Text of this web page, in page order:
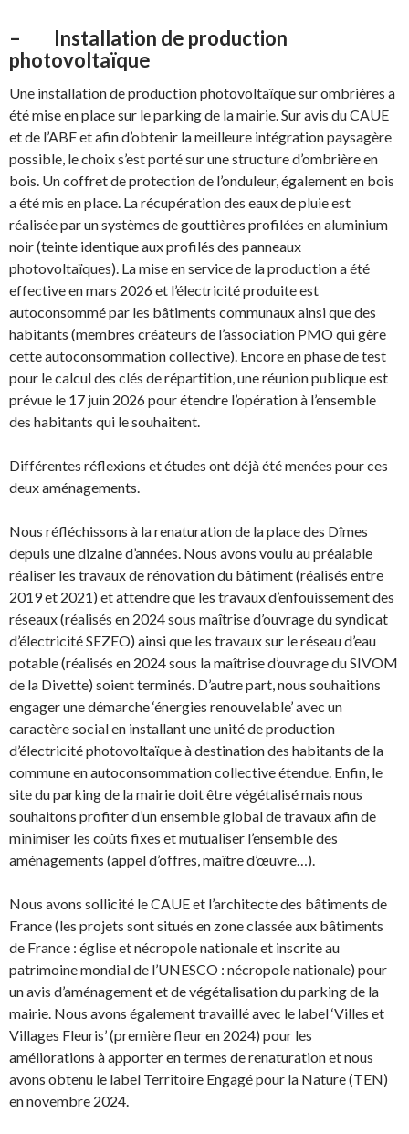
– Installation de production
photovoltaïque
Une installation de production photovoltaïque sur ombrières a
été mise en place sur le parking de la mairie. Sur avis du CAUE
et de l’ABF et afin d’obtenir la meilleure intégration paysagère
possible, le choix s’est porté sur une structure d’ombrière en
bois. Un coffret de protection de l’onduleur, également en bois
a été mis en place. La récupération des eaux de pluie est
réalisée par un systèmes de gouttières profilées en aluminium
noir (teinte identique aux profilés des panneaux
photovoltaïques). La mise en service de la production a été
effective en mars 2026 et l’électricité produite est
autoconsommé par les bâtiments communaux ainsi que des
habitants (membres créateurs de l’association PMO qui gère
cette autoconsommation collective). Encore en phase de test
pour le calcul des clés de répartition, une réunion publique est
prévue le 17 juin 2026 pour étendre l’opération à l’ensemble
des habitants qui le souhaitent.
Différentes réflexions et études ont déjà été menées pour ces
deux aménagements.
Nous réfléchissons à la renaturation de la place des Dîmes
depuis une dizaine d’années. Nous avons voulu au préalable
réaliser les travaux de rénovation du bâtiment (réalisés entre
2019 et 2021) et attendre que les travaux d’enfouissement des
réseaux (réalisés en 2024 sous maîtrise d’ouvrage du syndicat
d’électricité SEZEO) ainsi que les travaux sur le réseau d’eau
potable (réalisés en 2024 sous la maîtrise d’ouvrage du SIVOM
de la Divette) soient terminés. D’autre part, nous souhaitions
engager une démarche ‘énergies renouvelable’ avec un
caractère social en installant une unité de production
d’électricité photovoltaïque à destination des habitants de la
commune en autoconsommation collective étendue. Enfin, le
site du parking de la mairie doit être végétalisé mais nous
souhaitons profiter d’un ensemble global de travaux afin de
minimiser les coûts fixes et mutualiser l’ensemble des
aménagements (appel d’offres, maître d’œuvre…).
Nous avons sollicité le CAUE et l’architecte des bâtiments de
France (les projets sont situés en zone classée aux bâtiments
de France : église et nécropole nationale et inscrite au
patrimoine mondial de l’UNESCO : nécropole nationale) pour
un avis d’aménagement et de végétalisation du parking de la
mairie. Nous avons également travaillé avec le label ‘Villes et
Villages Fleuris’ (première fleur en 2024) pour les
améliorations à apporter en termes de renaturation et nous
avons obtenu le label Territoire Engagé pour la Nature (TEN)
en novembre 2024.